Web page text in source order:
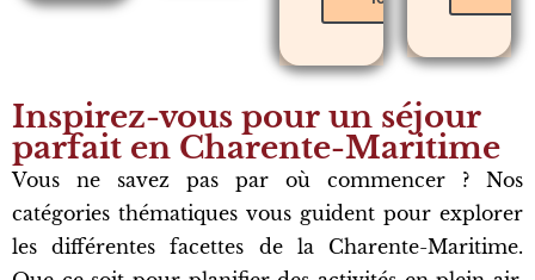
Inspirez-vous pour un séjour
parfait en Charente-Maritime
Vous ne savez pas par où commencer ? Nos
catégories thématiques vous guident pour explorer
les différentes facettes de la Charente-Maritime.